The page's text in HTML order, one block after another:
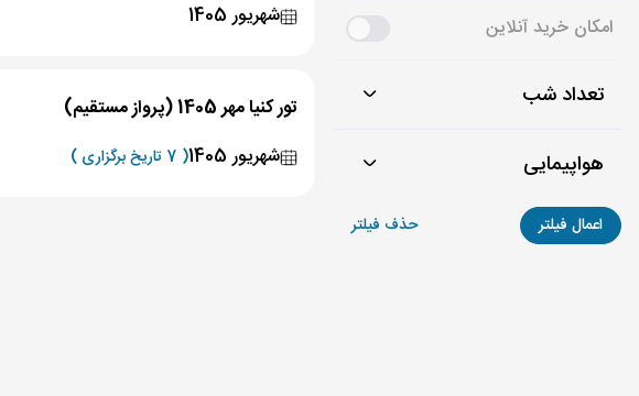
امکان خرید آنلاین
تعداد شب
هواپیمایی
اعمال فیلتر حذف فیلتر
شهریور 1405
تور کنیا مهر 1405 (پرواز مستقیم)
شهریور 1405
( 7 تاریخ برگزاری )